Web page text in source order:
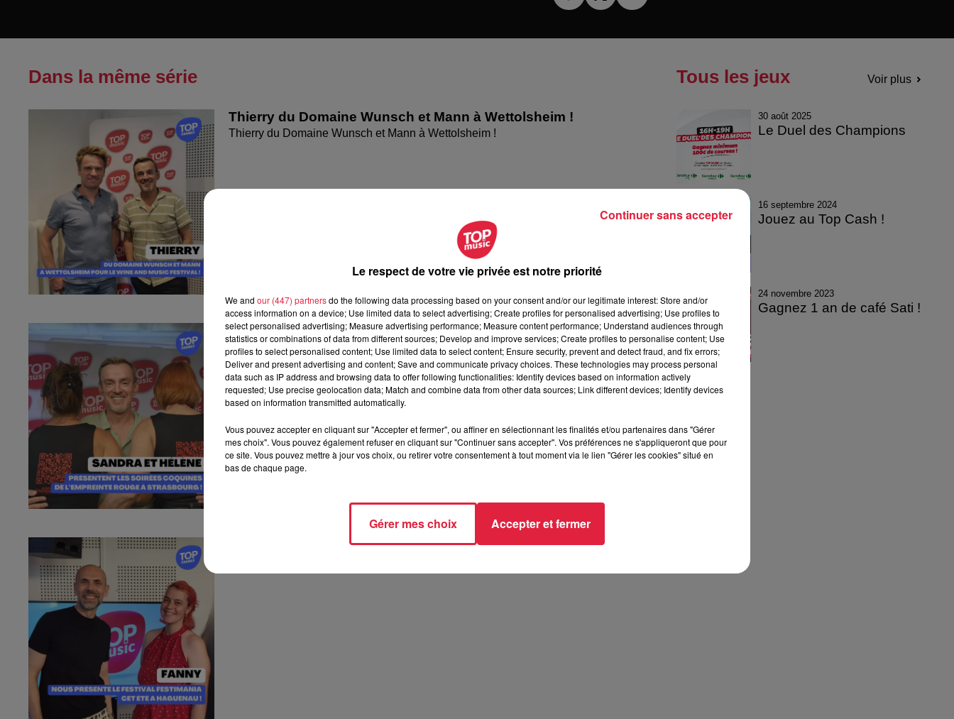
Dans la même série
Thierry du Domaine Wunsch et Mann à Wettolsheim !
Thierry du Domaine Wunsch et Mann à Wettolsheim !
Sandra et Estelle présentent les soirées coquines de
l'Empreinte...
Sandra et Estelle présentent les soirées coquines de l'Empreinte Rouge à
Strasbourg !
Fanny nous présente le festival Festimania !
Tous les jeux Voir plus
30 août 2025
Le Duel des Champions
16 septembre 2024
Jouez au Top Cash !
24 novembre 2023
Gagnez 1 an de café Sati !
Le respect de votre vie privée est notre priorité
We and our (447) partnersdo the following data processing based on your consent and/or our legitimate interest: Store and/or
access information on a device; Use limited data to select advertising; Create profiles for personalised advertising; Use profiles to
select personalised advertising; Measure advertising performance; Measure content performance; Understand audiences through
statistics or combinations of data from different sources; Develop and improve services; Create profiles to personalise content; Use
profiles to select personalised content; Use limited data to select content; Ensure security, prevent and detect fraud, and fix errors;
Deliver and present advertising and content; Save and communicate privacy choices. These technologies may process personal
data such as IP address and browsing data to offer following functionalities: Identify devices based on information actively
requested; Use precise geolocation data; Match and combine data from other data sources; Link different devices; Identify devices
based on information transmitted automatically.
Vous pouvez accepter en cliquant sur "Accepter et fermer", ou affiner en sélectionnant les finalités et/ou partenaires dans "Gérer
mes choix". Vous pouvez également refuser en cliquant sur "Continuer sans accepter". Vos préférences ne s'appliqueront que pour
ce site. Vous pouvez mettre à jour vos choix, ou retirer votre consentement à tout moment via le lien "Gérer les cookies" situé en
bas de chaque page.
Gérer mes choix Accepter et fermer
Continuer sans accepter